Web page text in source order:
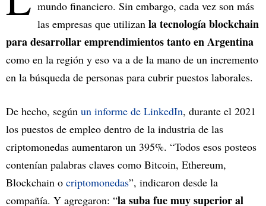
mundo financiero. Sin embargo, cada vez son más
las empresas que utilizan la tecnología blockchain
para desarrollar emprendimientos tanto en Argentina
como en la región y eso va a de la mano de un incremento
en la búsqueda de personas para cubrir puestos laborales.
De hecho, según un informe de LinkedIn, durante el 2021
los puestos de empleo dentro de la industria de las
criptomonedas aumentaron un 395%. “Todos esos posteos
contenían palabras claves como Bitcoin, Ethereum,
Blockchain o criptomonedas”, indicaron desde la
compañía. Y agregaron: “la suba fue muy superior al